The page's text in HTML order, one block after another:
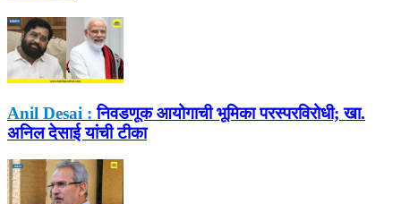
Anil Desai : निवडणूक आयोगाची भूमिका परस्परविरोधी; खा.
अनिल देसाई यांची टीका